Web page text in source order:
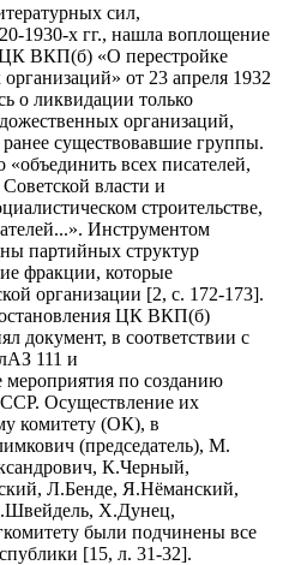
сил,
1930-х гг., нашла воплощение
ВКП(б) «О перестройке
от 23 апреля 1932
о ликвидации только
организаций,
существовавшие группы.
всех писателей,
власти и
строительстве,
Инструментом
партийных структур
фракции, которые
организации [2, с. 172-173].
ЦК ВКП(б)
документ, в соответствии с
111 и
мероприятия по созданию
Осуществление их
комитету (ОК), в
(председатель), М.
К.Черный,
Л.Бенде, Я.Нёманский,
Х.Дунец,
были подчинены все
[15, л. 31-32].